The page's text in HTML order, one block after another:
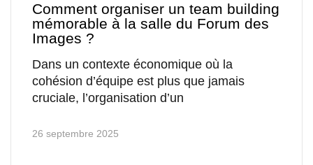
Comment organiser un team building
mémorable à la salle du Forum des
Images ?
Dans un contexte économique où la
cohésion d’équipe est plus que jamais
cruciale, l’organisation d’un
26 septembre 2025